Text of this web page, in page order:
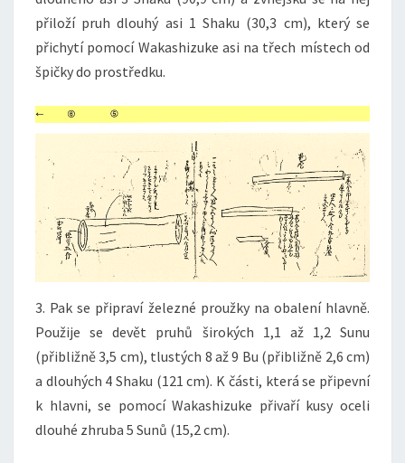
přiloží pruh dlouhý asi 1 Shaku (30,3 cm), který se
přichytí pomocí Wakashizuke asi na třech místech od
špičky do prostředku.
3. Pak se připraví železné proužky na obalení hlavně.
Použije se devět pruhů širokých 1,1 až 1,2 Sunu
(přibližně 3,5 cm), tlustých 8 až 9 Bu (přibližně 2,6 cm)
a dlouhých 4 Shaku (121 cm). K části, která se připevní
k hlavni, se pomocí Wakashizuke přivaří kusy oceli
dlouhé zhruba 5 Sunů (15,2 cm).